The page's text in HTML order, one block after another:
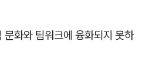
화와 팀워크에 융화되지 못하